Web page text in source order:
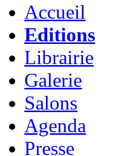
Accueil
Editions
Librairie
Galerie
Salons
Agenda
Presse